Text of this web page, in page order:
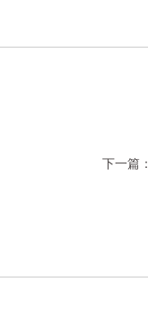
下一篇：